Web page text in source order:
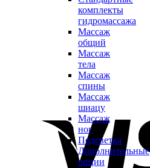
комплекты
гидромассажа
Массаж
общий
Массаж
тела
Массаж
спины
Массаж
шиацу
Массаж
ног
Подсветка
Дополнительные
опции